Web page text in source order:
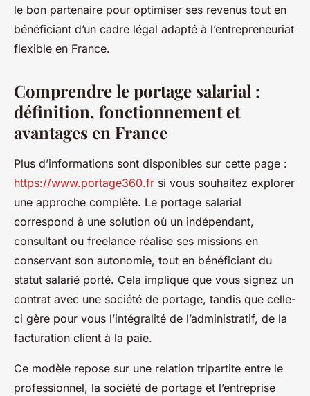
le bon partenaire pour optimiser ses revenus tout en
bénéficiant d’un cadre légal adapté à l’entrepreneuriat
flexible en France.
Comprendre le portage salarial :
définition, fonctionnement et
avantages en France
Plus d’informations sont disponibles sur cette page :
https://www.portage360.fr si vous souhaitez explorer
une approche complète. Le portage salarial
correspond à une solution où un indépendant,
consultant ou freelance réalise ses missions en
conservant son autonomie, tout en bénéficiant du
statut salarié porté. Cela implique que vous signez un
contrat avec une société de portage, tandis que celle-
ci gère pour vous l’intégralité de l’administratif, de la
facturation client à la paie.
Ce modèle repose sur une relation tripartite entre le
professionnel, la société de portage et l’entreprise